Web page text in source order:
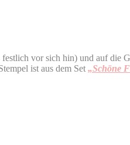
vor sich hin) und auf die
ist aus dem Set„Schöne